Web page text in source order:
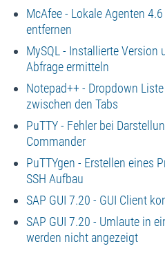
McAfee - Lokale Agenten
entfernen
MySQL - Installierte Version
Abfrage ermitteln
Notepad++ - Dropdown
zwischen den Tabs
PuTTY - Fehler bei
Commander
PuTTYgen - Erstellen eines
SSH Aufbau
SAP GUI 7.20 - GUI Client
SAP GUI 7.20 - Umlaute in
werden nicht angezeigt